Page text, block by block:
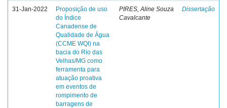
31-Jan-2022
Proposição de uso
do Índice
Canadense de
Qualidade de Água
(CCME WQI) na
bacia do Rio das
Velhas/MG como
ferramenta para
atuação proativa
em eventos de
rompimento de
barragens de
PIRES, Aline Souza
Cavalcante
Dissertação